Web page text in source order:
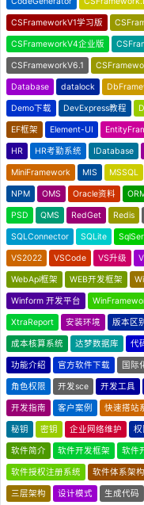
CSFrameworkV1学习版
CSFrameworkV4企业版
CSFrameworkV6.1
Database datalock
Demo下载 DevExpress教程
EF框架 Element-UI
HR HR考勤系统 IDatabase
MiniFramework MIS MSSQL
NPM OMS Oracle资料
PSD QMS RedGet Redis
SQLConnector SQLite
VS2022 VSCode VS升级
WebApi框架 WEB开发框架
Winform 开发平台
XtraReport 安装环境 版本区别
成本核算系统 达梦数据库 代
功能介绍 官方软件下载 国际
角色权限 开发sce 开发工具
开发指南 客户案例 快速搭站
秘钥 密钥 企业网络维护 权
软件简介 软件开发框架 软件
软件授权注册系统 软件体系架构
三层架构 设计模式 生成代码